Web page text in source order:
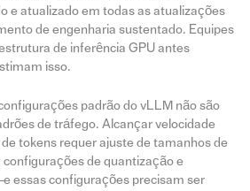
e atualizado em todas as atualizações
de engenharia sustentado. Equipes
de inferência GPU antes
isso.
padrão do vLLM não são
de tráfego. Alcançar velocidade
tokens requer ajuste de tamanhos de
configurações de quantização e
essas configurações precisam ser